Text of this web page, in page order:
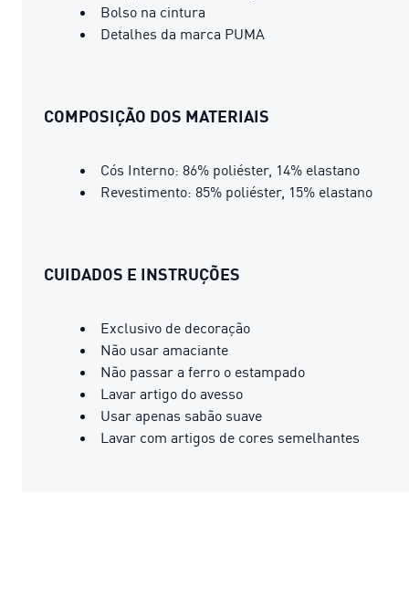
Bolso na cintura
Detalhes da marca PUMA
COMPOSIÇÃO DOS MATERIAIS
Cós Interno: 86% poliéster, 14% elastano
Revestimento: 85% poliéster, 15% elastano
CUIDADOS E INSTRUÇÕES
Exclusivo de decoração
Não usar amaciante
Não passar a ferro o estampado
Lavar artigo do avesso
Usar apenas sabão suave
Lavar com artigos de cores semelhantes